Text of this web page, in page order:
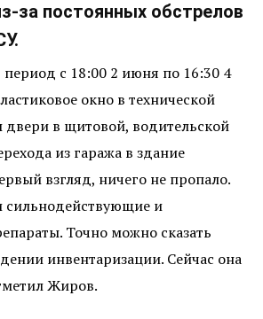
за постоянных обстрелов
с 18:00 2 июня по 16:30 4
окно в технической
двери в щитовой, водительской
из гаража в здание
взгляд, ничего не пропало.
сильнодействующие и
Точно можно сказать
инвентаризации. Сейчас она
Жиров.